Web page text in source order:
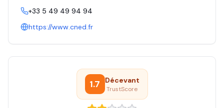
+33 5 49 49 94 94
https://www.cned.fr
1.7 Décevant
TrustScore